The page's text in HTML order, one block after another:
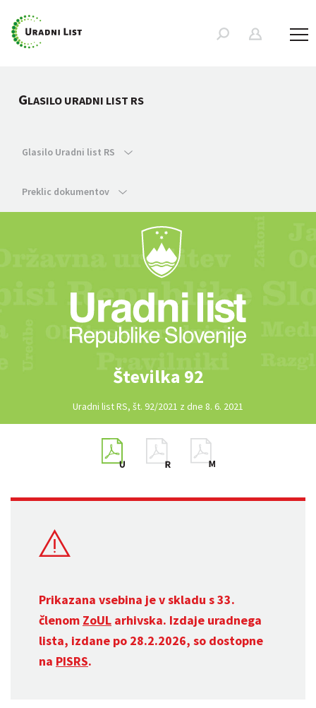
GLASILO URADNI LIST RS
Glasilo Uradni list RS
Preklic dokumentov
Številka 92
Uradni list RS, št. 92/2021 z dne 8. 6. 2021
Prikazana vsebina je v skladu s 33.
členom ZoUL arhivska. Izdaje uradnega
lista, izdane po 28.2.2026, so dostopne
na PISRS.